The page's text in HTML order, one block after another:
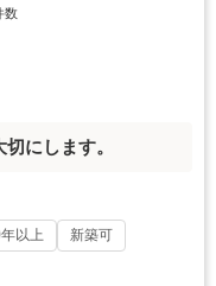
数
にします。
以上
新築可